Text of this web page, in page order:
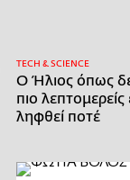
ΤECH & SCIENCE
Ο Ήλιος όπως
πιο
ληφθεί ποτέ